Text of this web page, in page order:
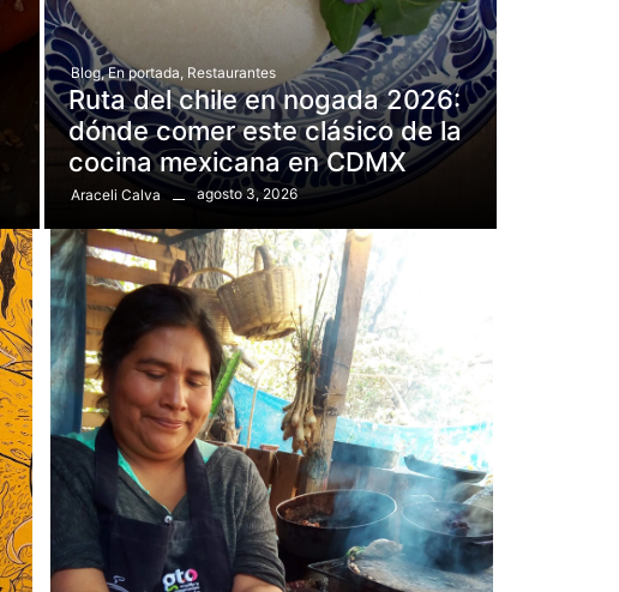
Blog, En portada, Restaurantes
Ruta del chile en nogada 2026:
dónde comer este clásico de la
cocina mexicana en CDMX
Araceli Calva agosto 3, 2026